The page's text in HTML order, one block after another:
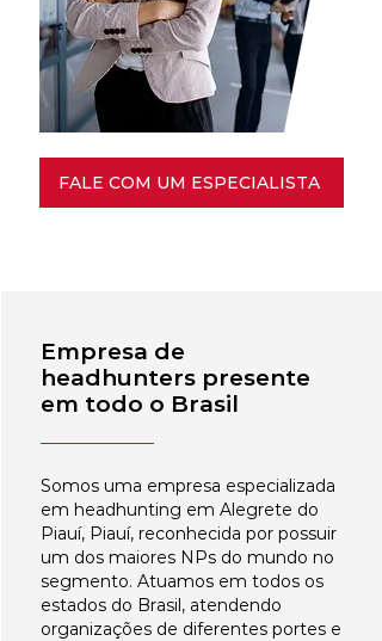
FALE COM UM ESPECIALISTA
Empresa de
headhunters presente
em todo o Brasil
Somos uma empresa especializada
em headhunting em Alegrete do
Piauí, Piauí, reconhecida por possuir
um dos maiores NPs do mundo no
segmento. Atuamos em todos os
estados do Brasil, atendendo
organizações de diferentes portes e